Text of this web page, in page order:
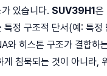
있습니다. SUV39H1은
특정 구조적 단서(예: 특
와 히스톤 구조가 결합하
게 침묵되는 것이 아니라,